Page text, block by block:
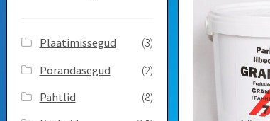
Plaatimissegud
(3)
Põrandasegud
(2)
Pahtlid
(8)